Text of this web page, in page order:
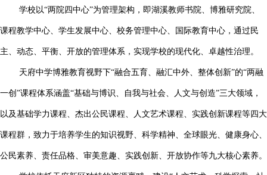
学校以“两院四中心”为管理架构，即湖溪教师书院、博雅研究院、
课程教学中心、学生发展中心、校务管理中心、国际教育中心，通过民
主、动态、平衡、开放的管理体系，实现学校的现代化、卓越性治理。
天府中学博雅教育视野下“融合五育、融汇中外、整体创新”的“两融
一创”课程体系涵盖“基础与博识、自我与社会、人文与创造”三大领域，
以及基础学力课程、杰出公民课程、人文艺术课程、实践创新课程等四大
课程群，致力于培养学生的知识视野、科学精神、全球眼光、健康身心、
公民素养、责任品格、审美意趣、实践创新、开放协作等九大核心素养。